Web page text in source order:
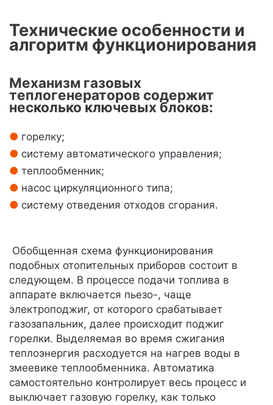
Технические особенности и
алгоритм функционирования
Механизм газовых
теплогенераторов содержит
несколько ключевых блоков:
горелку;
систему автоматического управления;
теплообменник;
насос циркуляционного типа;
систему отведения отходов сгорания.
Обобщенная схема функционирования
подобных отопительных приборов состоит в
следующем. В процессе подачи топлива в
аппарате включается пьезо-, чаще
электроподжиг, от которого срабатывает
газозапальник, далее происходит поджиг
горелки. Выделяемая во время сжигания
теплоэнергия расходуется на нагрев воды в
змеевике теплообменника. Автоматика
самостоятельно контролирует весь процесс и
выключает газовую горелку, как только